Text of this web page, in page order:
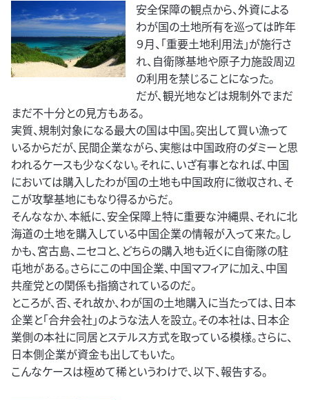
安全保障の観点から、外資による
わが国の土地所有を巡っては昨年
９月、「重要土地利用法」が施行さ
れ、自衛隊基地や原子力施設周辺
の利用を禁じることになった。
だが、観光地などは規制外でまだ
まだ不十分との見方もある。
実質、規制対象になる最大の国は中国。突出して買い漁って
いるからだが、民間企業ながら、実態は中国政府のダミーと思
われるケースも少なくない。それに、いざ有事となれば、中国
においては購入したわが国の土地も中国政府に徴収され、そ
こが攻撃基地にもなり得るからだ。
そんななか、本紙に、安全保障上特に重要な沖縄県、それに北
海道の土地を購入している中国企業の情報が入って来た。し
かも、宮古島、ニセコと、どちらの購入地も近くに自衛隊の駐
屯地がある。さらにこの中国企業、中国マフィアに加え、中国
共産党との関係も指摘されているのだ。
ところが、否、それ故か、わが国の土地購入に当たっては、日本
企業と「合弁会社」のような法人を設立。その本社は、日本企
業側の本社に同居とステルス方式を取っている模様。さらに、
日本側企業が資金も出してもいた。
こんなケースは極めて稀というわけで、以下、報告する。